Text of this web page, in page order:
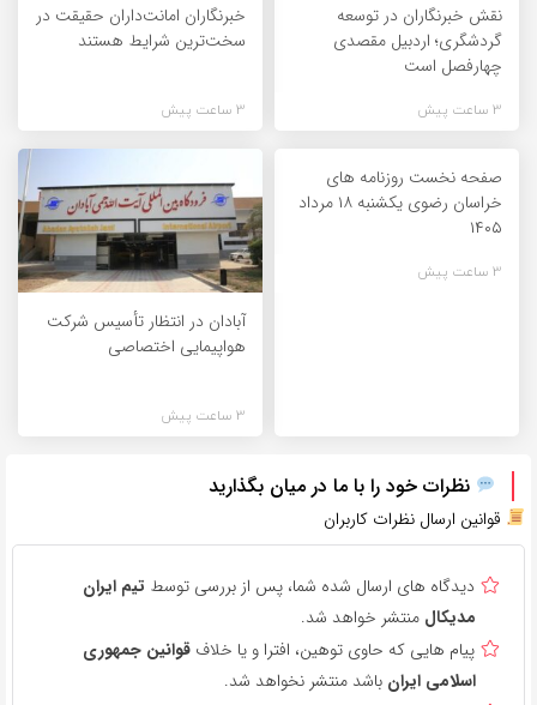
نقش خبرنگاران در توسعه
گردشگری؛ اردبیل مقصدی
چهارفصل است
3 ساعت پیش
خبرنگاران امانت‌داران حقیقت در
سخت‌ترین شرایط هستند
3 ساعت پیش
صفحه نخست روزنامه های
خراسان رضوی یکشنبه ۱۸ مرداد
۱۴۰۵
3 ساعت پیش
آبادان در انتظار تأسیس شرکت
هواپیمایی اختصاصی
3 ساعت پیش
نظرات خود را با ما در میان بگذارید
قوانین ارسال نظرات کاربران
دیدگاه های ارسال شده شما، پس از بررسی توسط تیم ایران
مدیکال منتشر خواهد شد.
پیام هایی که حاوی توهین، افترا و یا خلاف قوانین جمهوری
اسلامی ایران باشد منتشر نخواهد شد.